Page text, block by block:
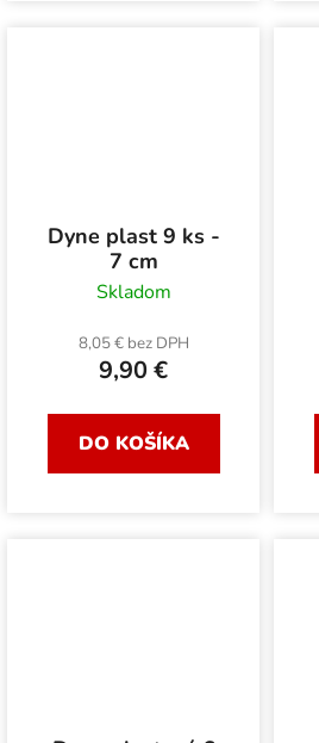
Dyne plast 9 ks -
7 cm
Skladom
8,05 € bez DPH
9,90 €
DO KOŠÍKA